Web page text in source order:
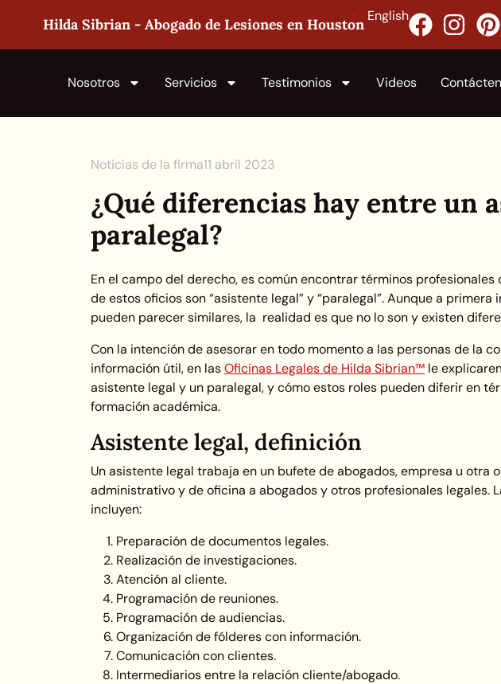
Hilda Sibrian - Abogado de Lesiones en Houston English
Nosotros Servicios Testimonios Videos
Noticias de la firma11 abril 2023
¿Qué diferencias hay entre un
paralegal?
En el campo del derecho, es común encontrar términos
de estos oficios son “asistente legal” y “paralegal”. Aunque a
pueden parecer similares, la realidad es que no lo son y existen
Con la intención de asesorar en todo momento a las personas de la
información útil, en lasOficinas Legales de Hilda Sibrian™ le
asistente legal y un paralegal, y cómo estos roles pueden diferir en
formación académica.
Asistente legal, definición
Un asistente legal trabaja en un bufete de abogados, empresa u otra
administrativo y de oficina a abogados y otros profesionales legales.
incluyen:
Preparación de documentos legales.
Realización de investigaciones.
Atención al cliente.
Programación de reuniones.
Programación de audiencias.
Organización de fólderes con información.
Comunicación con clientes.
Intermediarios entre la relación cliente/abogado.